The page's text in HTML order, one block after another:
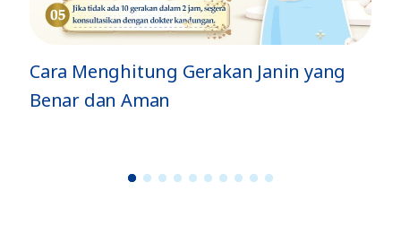
Jenis Gerakan Si Kecil di Dalam Perut
dan Artinya
1 2 3 4 5 6 7 8 9 1